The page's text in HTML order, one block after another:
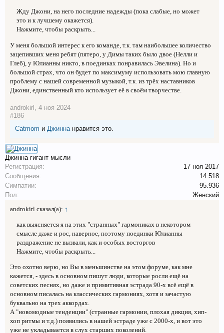
Жду Джони, на него последние надежды (пока слабые, но может
это и к лучшему окажется).
Нажмите, чтобы раскрыть...
У меня большой интерес к его команде, т.к. там наибольшее количество
зацепивших меня ребят (пятеро, у Димы таких было двое (Нелли и
Глеб), у Юлианны никто, в поединках понравилась Эвелина). Но и
большой страх, что он будет по максимуму использовать мою главную
проблему с нашей современной музыкой, т.к. из трёх наставников
Джони, единственный кто использует её в своём творчестве.
androkirl 4 ноя 2024
#186
Catmom и Джинна нравится это.
Джинна гигант мысли
Регистрация:
17 ноя 2017
Сообщения:
14.518
Симпатии:
95.936
Пол:
Женский
androkirl сказал(а): ↑
как выясняется я на этих "странных" гармониках в некотором
смысле даже и рос, наверное, поэтому поединки Юлианны
раздражение не вызвали, как и особых восторгов
Нажмите, чтобы раскрыть...
Это охотно верю, но Вы в меньшинстве на этом форуме, как мне
кажется, - здесь в основном пишут люди, которые росли ещё на
советских песнях, но даже и примитивная эстрада 90-х всё ещё в
основном писалась на классических гармониях, хотя и зачастую
буквально на трех аккордах.
А "новомодные тенденции" (странные гармонии, плохая дикция, хип-
хоп ритмы и т.д.) появились в нашей эстраде уже с 2000-х, и вот это
уже не укладывается в слух старших поколений.